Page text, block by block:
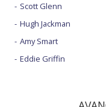
Scott Glenn
Hugh Jackman
Amy Smart
Eddie Griffin